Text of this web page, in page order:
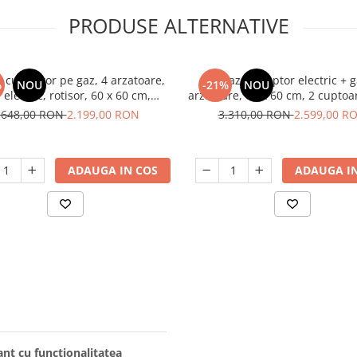
PRODUSE ALTERNATIVE
NOU
cu cuptor pe gaz, 4 arzatoare,
electric, rotisor, 60 x 60 cm,
fonta, clasa A, aprindere
RON2.199,00 RON
ADAUGA IN COS
-21% NOU
Aragaz cu cuptor electric +
arzatoare, 60 x 60 cm, 2
sticla, aprindere electrica,
3.310,00 RON2.599,00
ADAUGA
cu funcționalitatea